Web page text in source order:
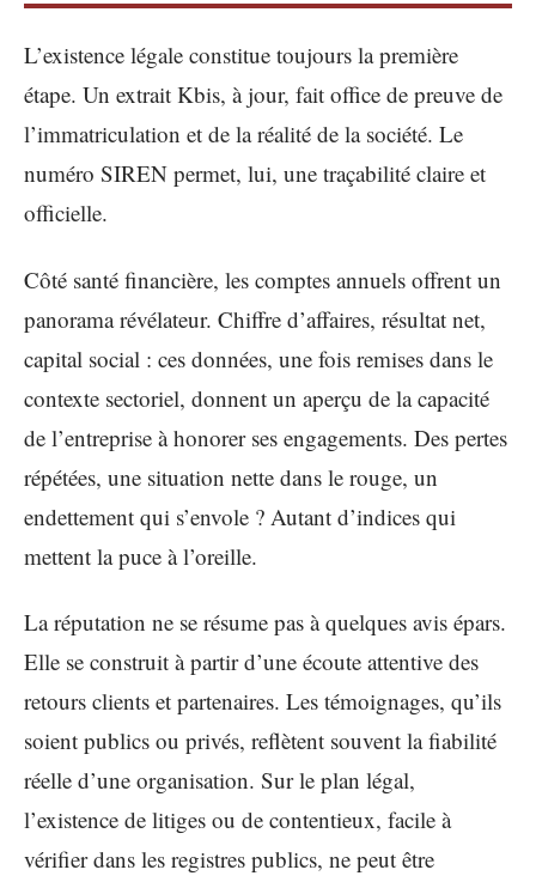
L’existence légale constitue toujours la première
étape. Un extrait Kbis, à jour, fait office de preuve de
l’immatriculation et de la réalité de la société. Le
numéro SIREN permet, lui, une traçabilité claire et
officielle.
Côté santé financière, les comptes annuels offrent un
panorama révélateur. Chiffre d’affaires, résultat net,
capital social : ces données, une fois remises dans le
contexte sectoriel, donnent un aperçu de la capacité
de l’entreprise à honorer ses engagements. Des pertes
répétées, une situation nette dans le rouge, un
endettement qui s’envole ? Autant d’indices qui
mettent la puce à l’oreille.
La réputation ne se résume pas à quelques avis épars.
Elle se construit à partir d’une écoute attentive des
retours clients et partenaires. Les témoignages, qu’ils
soient publics ou privés, reflètent souvent la fiabilité
réelle d’une organisation. Sur le plan légal,
l’existence de litiges ou de contentieux, facile à
vérifier dans les registres publics, ne peut être